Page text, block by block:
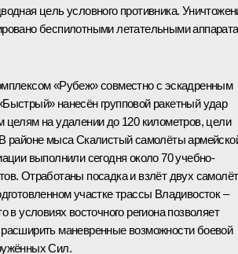
цель условного противника.
беспилотными летательными
«Рубеж» совместно с эскадренным
нанесён групповой ракетный удар
целям на удалении до 120 километров, цели
районе мыса Скалистый самолёты
выполнили сегодня около 70 учебно-
Отработаны посадка и взлёт двух
участке трассы Владивосток –
в условиях восточного региона позволяет
маневренные возможности боевой
Сил.